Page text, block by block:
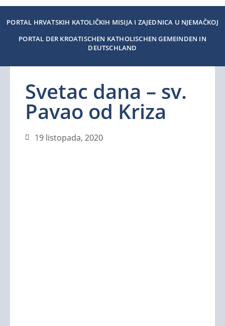
PORTAL HRVATSKIH KATOLIČKIH MISIJA I ZAJEDNICA U NJEMAČKOJ
PORTAL DER KROATISCHEN KATHOLISCHEN GEMEINDEN IN
DEUTSCHLAND
Svetac dana – sv.
Pavao od Kriza
19 listopada, 2020